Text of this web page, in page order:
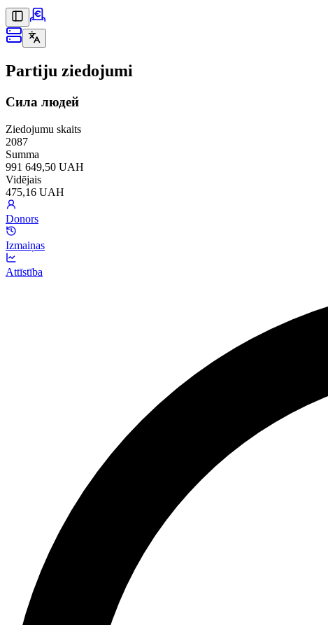
Partiju ziedojumi
Сила людей
Ziedojumu skaits
2087
Summa
991 649,50 UAH
Vidējais
475,16 UAH
Donors
Izmaiņas
Attīstība